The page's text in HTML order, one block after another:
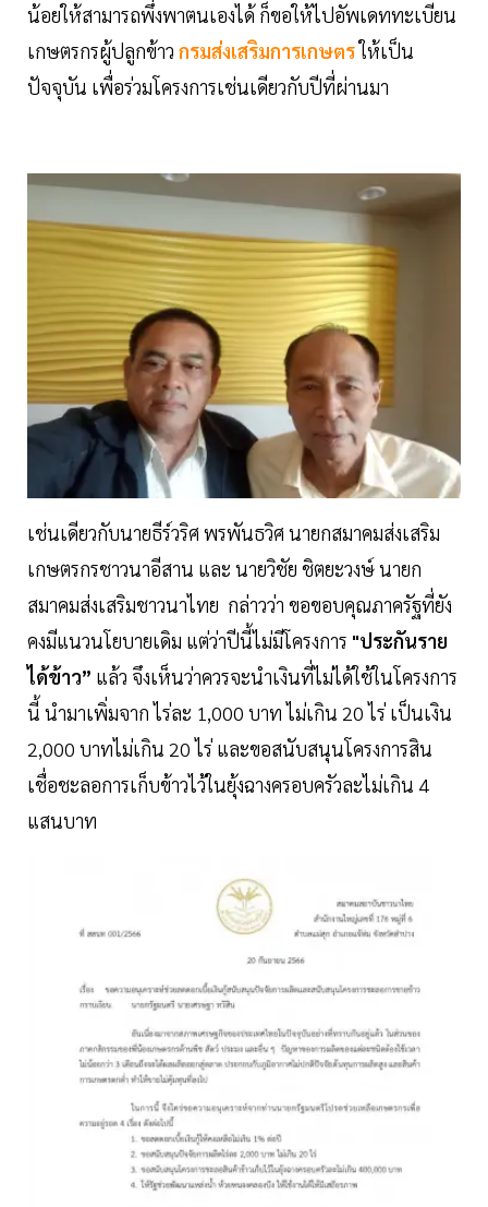
น้อยให้สามารถพึ่งพาตนเองได้ ก็ขอให้ไปอัพเดททะเบียน
เกษตรกรผู้ปลูกข้าว กรมส่งเสริมการเกษตรให้เป็น
ปัจจุบัน เพื่อร่วมโครงการเช่นเดียวกับปีที่ผ่านมา
เช่นเดียวกับนายธีร์วริศ พรพันธวิศ นายกสมาคมส่งเสริม
เกษตรกรชาวนาอีสาน และ นายวิชัย ชิตยะวงษ์ นายก
สมาคมส่งเสริมชาวนาไทย กล่าวว่า ขอขอบคุณภาครัฐที่ยัง
คงมีแนวนโยบายเดิม แต่ว่าปีนี้ไม่มีโครงการ "ประกันราย
ได้ข้าว” แล้ว จึงเห็นว่าควรจะนำเงินที่ไม่ได้ใช้ในโครงการ
นี้ นำมาเพิ่มจาก ไร่ละ 1,000 บาท ไม่เกิน 20 ไร่ เป็นเงิน
2,000 บาทไม่เกิน 20 ไร่ และขอสนับสนุนโครงการสิน
เชื่อชะลอการเก็บข้าวไว้ในยุ้งฉางครอบครัวละไม่เกิน 4
แสนบาท